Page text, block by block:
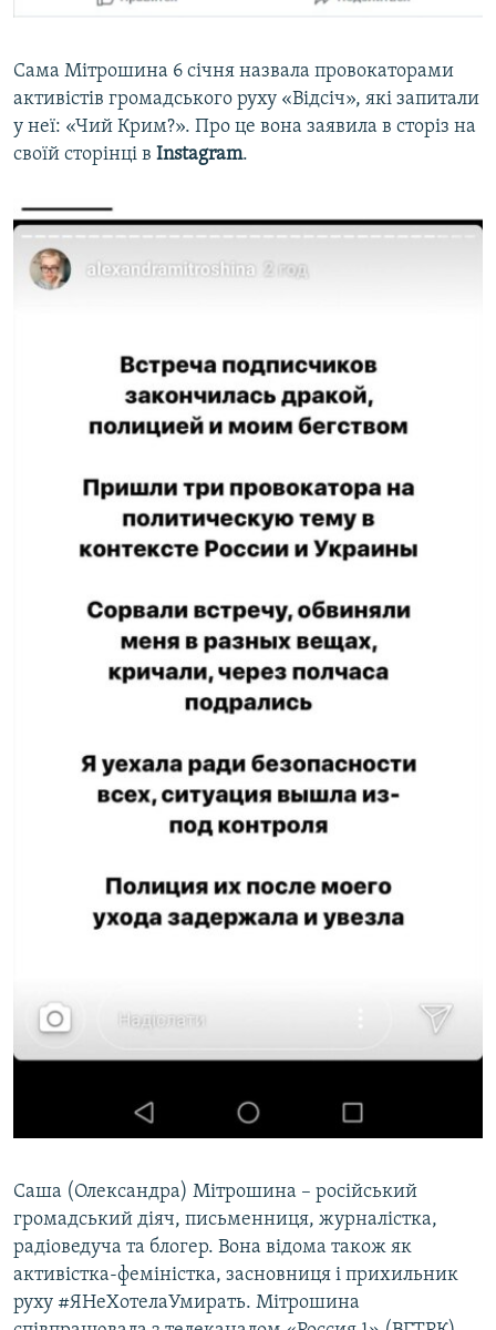
Сама Мітрошина 6 січня назвала провокаторами
активістів громадського руху «Відсіч», які запитали
у неї: «Чий Крим?». Про це вона заявила в сторіз на
своїй сторінці в ​ Instagram.
Саша (Олександра) Мітрошина – російський
громадський діяч, письменниця, журналістка,
радіоведуча та блогер. Вона відома також як
активістка-феміністка, засновниця і прихильник
руху #ЯНеХотелаУмирать. Мітрошина